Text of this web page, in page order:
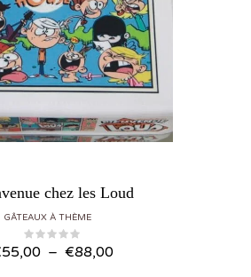
chez les Loud
GÂTEAUX À THÈME
55,00 – €88,00Plage de prix : €55,00 à €88,00